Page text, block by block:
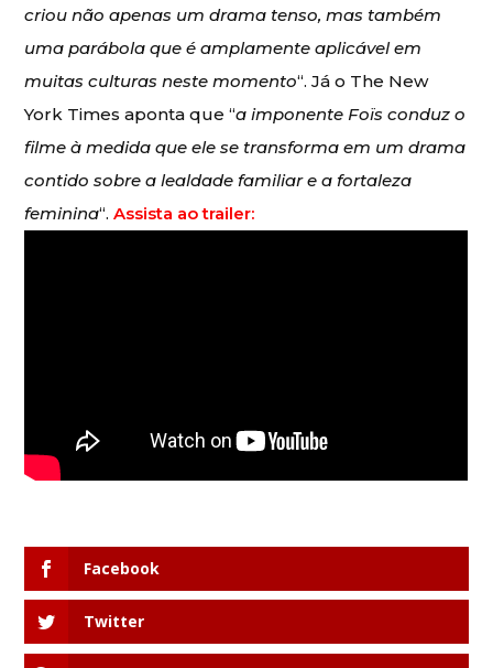
criou não apenas um drama tenso, mas também
uma parábola que é amplamente aplicável em
muitas culturas neste momento“. Já o The New
York Times aponta que “a imponente Foïs conduz o
filme à medida que ele se transforma em um drama
contido sobre a lealdade familiar e a fortaleza
feminina“.Assista ao trailer:
Facebook
Twitter